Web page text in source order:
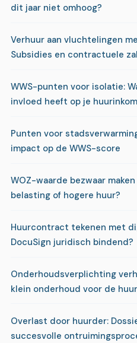
dit jaar niet omhoog?
Verhuur aan vluchtelingen
Subsidies en contractuele
WWS-punten voor isolatie:
invloed heeft op je
Punten voor
impact op de WWS-score
WOZ-waarde bezwaar
belasting of hogere huur?
Huurcontract tekenen met
DocuSign juridisch bindend?
Onderhoudsverplichting
klein onderhoud voor de
Overlast door huurder:
succesvolle